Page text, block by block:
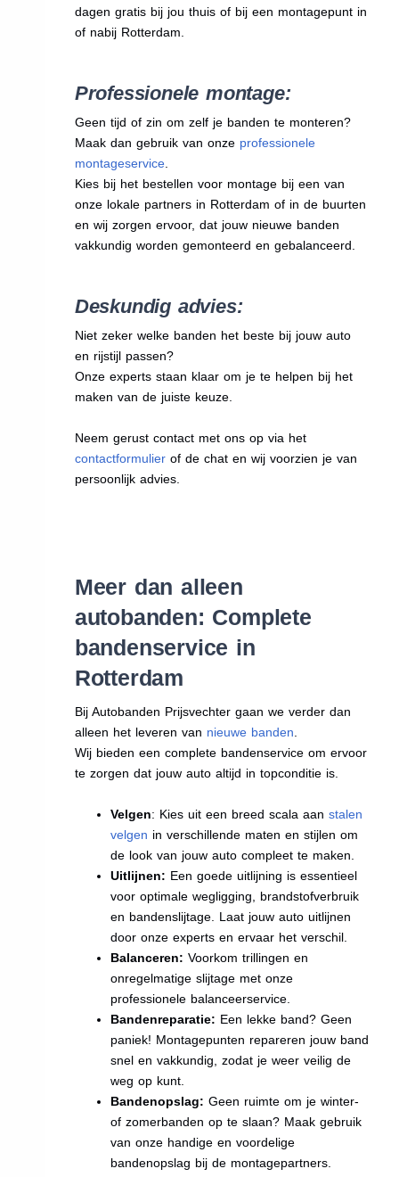
dagen gratis bij jou thuis of bij een montagepunt in
of nabij Rotterdam.
Professionele montage:
Geen tijd of zin om zelf je banden te monteren?
Maak dan gebruik van onze professionele
montageservice.
Kies bij het bestellen voor montage bij een van
onze lokale partners in Rotterdam of in de buurten
en wij zorgen ervoor, dat jouw nieuwe banden
vakkundig worden gemonteerd en gebalanceerd.
Deskundig advies:
Niet zeker welke banden het beste bij jouw auto
en rijstijl passen?
Onze experts staan klaar om je te helpen bij het
maken van de juiste keuze.
Neem gerust contact met ons op via het
contactformulierof de chat en wij voorzien je van
persoonlijk advies.
Meer dan alleen
autobanden: Complete
bandenservice in
Rotterdam
Bij Autobanden Prijsvechter gaan we verder dan
alleen het leveren van nieuwe banden.
Wij bieden een complete bandenservice om ervoor
te zorgen dat jouw auto altijd in topconditie is.
Velgen: Kies uit een breed scala aan stalen
velgen in verschillende maten en stijlen om
de look van jouw auto compleet te maken.
Uitlijnen: Een goede uitlijning is essentieel
voor optimale wegligging, brandstofverbruik
en bandenslijtage. Laat jouw auto uitlijnen
door onze experts en ervaar het verschil.
Balanceren: Voorkom trillingen en
onregelmatige slijtage met onze
professionele balanceerservice.
Bandenreparatie: Een lekke band? Geen
paniek! Montagepunten repareren jouw band
snel en vakkundig, zodat je weer veilig de
weg op kunt.
Bandenopslag: Geen ruimte om je winter-
of zomerbanden op te slaan? Maak gebruik
van onze handige en voordelige
bandenopslag bij de montagepartners.